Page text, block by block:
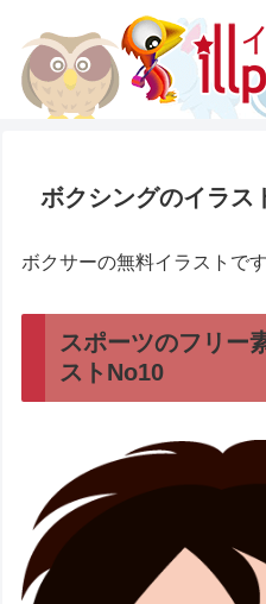
ボクシングのイラス
ボクサーの無料イラストです
スポーツのフリー
ストNo10